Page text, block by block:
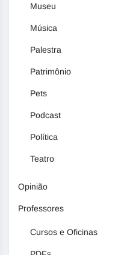
Museu
Música
Palestra
Patrimônio
Pets
Podcast
Política
Teatro
Opinião
Professores
Cursos e Oficinas